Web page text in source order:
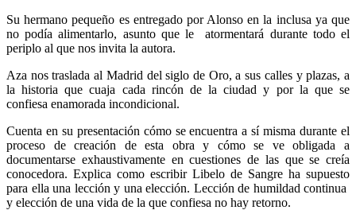
Su hermano pequeño es entregado por Alonso en la inclusa ya que
no podía alimentarlo, asunto que le atormentará durante todo el
periplo al que nos invita la autora.
Aza nos traslada al Madrid del siglo de Oro, a sus calles y plazas, a
la historia que cuaja cada rincón de la ciudad y por la que se
confiesa enamorada incondicional.
Cuenta en su presentación cómo se encuentra a sí misma durante el
proceso de creación de esta obra y cómo se ve obligada a
documentarse exhaustivamente en cuestiones de las que se creía
conocedora. Explica como escribir Libelo de Sangre ha supuesto
para ella una lección y una elección. Lección de humildad continua
y elección de una vida de la que confiesa no hay retorno.